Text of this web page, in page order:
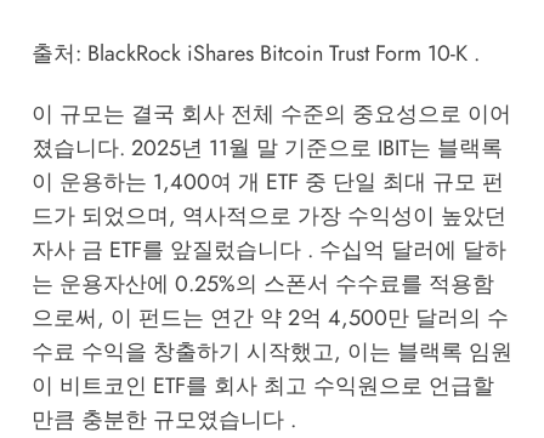
출처: BlackRock iShares Bitcoin Trust Form 10-K .
이 규모는 결국 회사 전체 수준의 중요성으로 이어
졌습니다. 2025년 11월 말 기준으로 IBIT는 블랙록
이 운용하는 1,400여 개 ETF 중 단일 최대 규모 펀
드가 되었으며, 역사적으로 가장 수익성이 높았던
자사 금 ETF를 앞질렀습니다 . 수십억 달러에 달하
는 운용자산에 0.25%의 스폰서 수수료를 적용함
으로써, 이 펀드는 연간 약 2억 4,500만 달러의 수
수료 수익을 창출하기 시작했고, 이는 블랙록 임원
이 비트코인 ETF를 회사 최고 수익원으로 언급할
만큼 충분한 규모였습니다 .